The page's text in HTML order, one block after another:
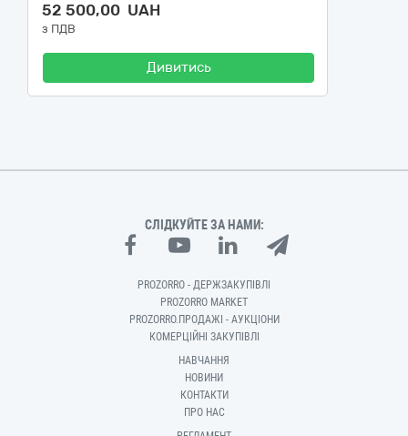
52 500,00 UAH
з ПДВ
Дивитись
СЛІДКУЙТЕ ЗА НАМИ:
PROZORRO - ДЕРЖЗАКУПІВЛІ
PROZORRO MARKET
PROZORRO.ПРОДАЖІ - АУКЦІОНИ
КОМЕРЦІЙНІ ЗАКУПІВЛІ
НАВЧАННЯ
НОВИНИ
КОНТАКТИ
ПРО НАС